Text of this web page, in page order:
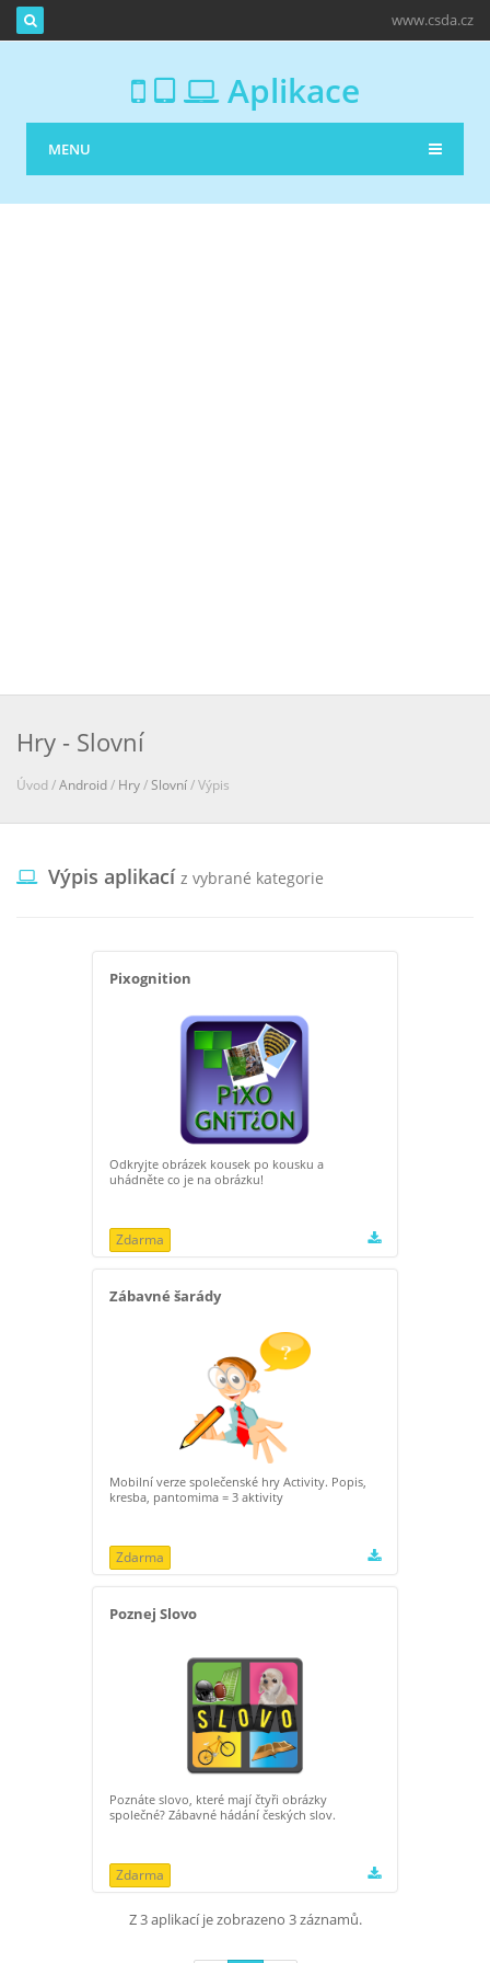
www.csda.cz
Aplikace
MENU
Hry - Slovní
Úvod /Android/ Hry/Slovní/ Výpis
Výpis aplikací z vybrané kategorie
Pixognition
Odkryjte obrázek kousek po kousku a
uhádněte co je na obrázku!
Zdarma
Zábavné šarády
Mobilní verze společenské hry Activity. Popis,
kresba, pantomima = 3 aktivity
Zdarma
Poznej Slovo
Poznáte slovo, které mají čtyři obrázky
společné? Zábavné hádání českých slov.
Zdarma
Z 3 aplikací je zobrazeno 3 záznamů.